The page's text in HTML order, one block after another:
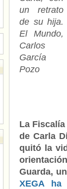
un retrato
de su hija.
El Mundo,
Carlos
García
Pozo
La
de Carla
quitó la
Guarda,
XEGA